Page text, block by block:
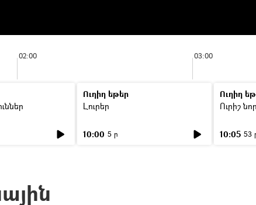
02:00 03:00
Ուղիղ եթեր
Լուրեր
10:00 5 ր
Ուղիղ
Ուրիշ
10:05 53